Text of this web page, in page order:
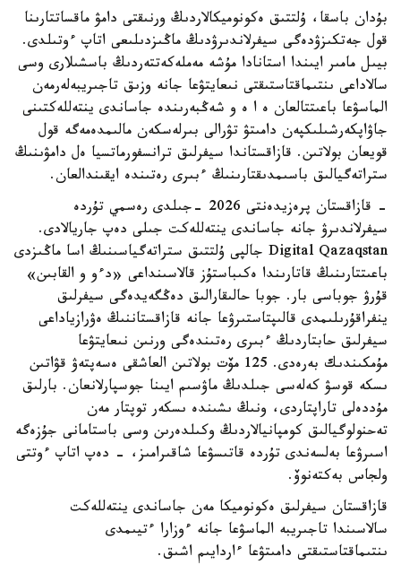
بۇدان باسقا، ۇلتتىق ەكونوميكالاردىڭ ورنىقتى دامۋ ماقساتتارىنا
قول جەتكىزۋدەگى سيفرلاندىرۋدىڭ ماڭىزدىلىعى اتاپ ءوتىلدى.
بيىل مامىر ايىندا استانادا مۇشە مەملەكەتتەردىڭ باسشىلارى وسى
سالاداعى ىنتىماقتاستىقتى نىعايتۋعا جانە وزىق تاجىريبەلەرمەن
الماسۋعا باعىتتالعان ە ا ە و شەڭبەرىندە جاساندى ينتەللەكتىنى
جاۋاپكەرشىلىكپەن دامىتۋ تۋرالى بىرلەسكەن مالىمدەمەگە قول
قويعان بولاتىن. قازاقستاندا سيفرلىق ترانسفورماتسيا ەل دامۋىنىڭ
ستراتەگيالىق باسىمدىقتارىنىڭ ءبىرى رەتىندە ايقىندالعان.
- قازاقستان پرەزيدەنتى 2026 -جىلدى رەسمي تۇردە
سيفرلاندىرۋ جانە جاساندى ينتەللەكت جىلى دەپ جاريالادى.
Digital Qazaqstan جالپى ۇلتتىق ستراتەگياسىنىڭ اسا ماڭىزدى
باعىتتارىنىڭ قاتارىندا ەكىباستۇز قالاسىنداعى «دءو و القابىن»
قۇرۋ جوباسى بار. جوبا حالىقارالىق دەڭگەيدەگى سيفرلىق
ينفراقۇرىلىمدى قالىپتاستىرۋعا جانە قازاقستاننىڭ ەۋرازياداعى
سيفرلىق حابتاردىڭ ءبىرى رەتىندەگى ورنىن نىعايتۋعا
مۇمكىندىك بەرەدى. 125 مۆت بولاتىن العاشقى ەسەپتەۋ قۋاتىن
ىسكە قوسۋ كەلەسى جىلدىڭ ماۋسىم ايىنا جوسپارلانعان. بارلىق
مۇددەلى تاراپتاردى، ونىڭ ىشىندە ىسكەر توپتار مەن
تەحنولوگيالىق كومپانيالاردىڭ وكىلدەرىن وسى باستامانى جۇزەگە
اسىرۋعا بەلسەندى تۇردە قاتىسۋعا شاقىرامىز، - دەپ اتاپ ءوتتى
ولجاس بەكتەنوۆ.
قازاقستان سيفرلىق ەكونوميكا مەن جاساندى ينتەللەكت
سالاسىندا تاجىريبە الماسۋعا جانە ءوزارا ءتيىمدى
ىنتىماقتاستىقتى دامىتۋعا ءاردايىم اشىق.